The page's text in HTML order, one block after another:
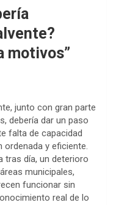
motivos”
junto con gran parte
debería dar un paso
falta de capacidad
ordenada y eficiente.
tras día, un deterioro
municipales,
funcionar sin
real de lo